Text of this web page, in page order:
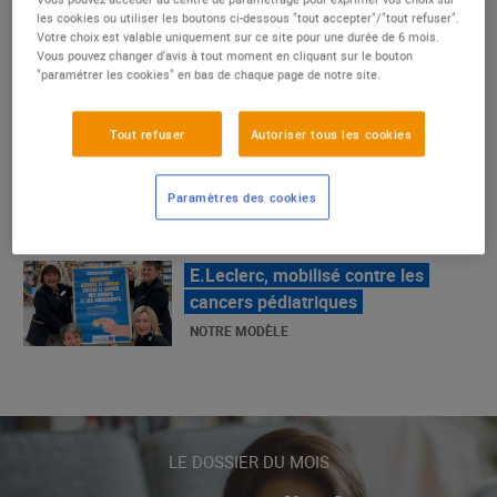
un succès
NOTRE MODÈLE
E.Leclerc, mobilisé contre les
cancers pédiatriques
NOTRE MODÈLE
LE MOUVEMENT E.LECLERC ET
SES COMBATS
NOTRE MODÈLE
« Repérage » - La nouvelle revue de
tendances de Marque Repère
ALIMENTATION DE QUALITÉ
LE DOSSIER DU MOIS
les cookies ou utiliser les boutons ci-dessous "tout accepter"/"tout refuser".
Votre choix est valable uniquement sur ce site pour une durée de 6 mois.
Vous pouvez changer d'avis à tout moment en cliquant sur le bouton
"paramétrer les cookies" en bas de chaque page de notre site.
Tout refuser Autoriser tous les cookies
Paramètres des cookies